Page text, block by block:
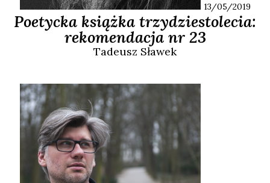
13/05/2019
Poetycka książka trzydziestolecia:
rekomendacja nr 23
Tadeusz Sławek